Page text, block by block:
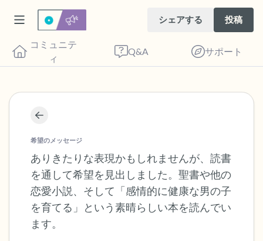
シェアする 投稿
コミュニテ
ィ
Q&A サポート
希望のメッセージ
ありきたりな表現かもしれませんが、読書
を通して希望を見出しました。聖書や他の
恋愛小説、そして「感情的に健康な男の子
を育てる」という素晴らしい本を読んでい
ます。
座り心地の良い場所を見つけてください。
目を軽く閉じて、深呼吸を数回します。鼻
から息を吸い（3つ数え）、口から息を吐
きます（3つ数え）。さあ、目を開けて周
りを見回してください。以下のことを声に
出して言ってみてください。